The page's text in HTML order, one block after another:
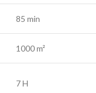
85 min
1000 m²
7 H